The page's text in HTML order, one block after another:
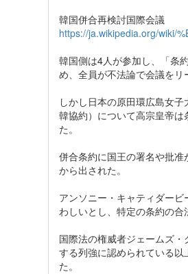
韓国併合再検討国際会議
https://ja.wikipedia.org/wiki/
韓国側は4人が参加し、「条
め、全員が不法論で会議をリ
しかし日本の原田環広島女
韓協約）について高宗皇帝
た。
併合条約に国王の署名や批
から出された。
アンソニー・キャティダー
わしいとし、特定の条約の合
国際法の権威者ジェームズ
する列強に認められている
た。